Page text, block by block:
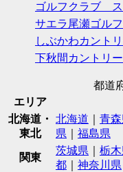
ゴルフクラブ ス
サエラ尾瀬ゴル
しぶかわカント
下秋間カントリ
都道
エリア
北海道・
東北
北海道 青
県
福島県
関東
茨城県 栃
都
神奈川県